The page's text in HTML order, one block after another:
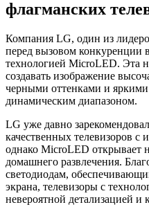
флагманских
Компания LG, один из
перед вызовом конкуренции
технологией MicroLED. Эта
создавать изображение
черными оттенками и
динамическим диапазоном.
LG уже давно
качественных телевизоров
однако MicroLED открывает
домашнего развлечения.
светодиодам,
экрана, телевизоры с
невероятной детализацией и